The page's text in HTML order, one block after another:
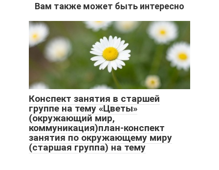
Вам также может быть интересно
Конспект занятия в старшей
группе на тему «Цветы»
(окружающий мир,
коммуникация)план-конспект
занятия по окружающему миру
(старшая группа) на тему